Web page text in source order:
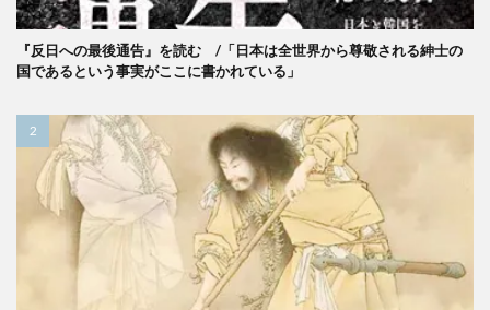
『反日への最後通告』を読む /「日本は全世界から尊敬される紳士の
国であるという事実がここに書かれている」